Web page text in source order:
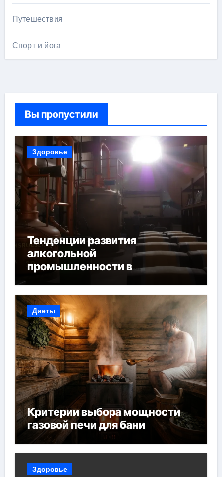
Путешествия
Спорт и йога
Вы пропустили
Здоровье
Тенденции развития
алкогольной
промышленности в
Диеты
Критерии выбора мощности
газовой печи для бани
Здоровье